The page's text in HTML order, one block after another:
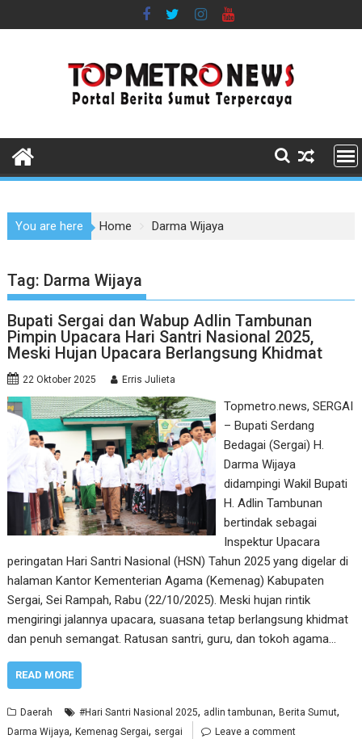
to
You are here Home Darma Wijaya
Tag: Darma Wijaya
Bupati Sergai dan Wabup Adlin Tambunan
Pimpin Upacara Hari Santri Nasional 2025,
Meski Hujan Upacara Berlangsung Khidmat
22 Oktober 2025 Erris Julieta
Topmetro.news, SERGAI
– Bupati Serdang
Bedagai (Sergai) H.
Darma Wijaya
didampingi Wakil Bupati
H. Adlin Tambunan
bertindak sebagai
Inspektur Upacara
peringatan Hari Santri Nasional (HSN) Tahun 2025 yang digelar di
halaman Kantor Kementerian Agama (Kemenag) Kabupaten
Sergai, Sei Rampah, Rabu (22/10/2025). Meski hujan rintik
mengiringi jalannya upacara, suasana tetap berlangsung khidmat
dan penuh semangat. Ratusan santri, guru, dan tokoh agama…
READ MORE
Daerah #Hari Santri Nasional 2025, adlin tambunan,Berita Sumut,
Darma Wijaya,Kemenag Sergai, sergai Leave a comment